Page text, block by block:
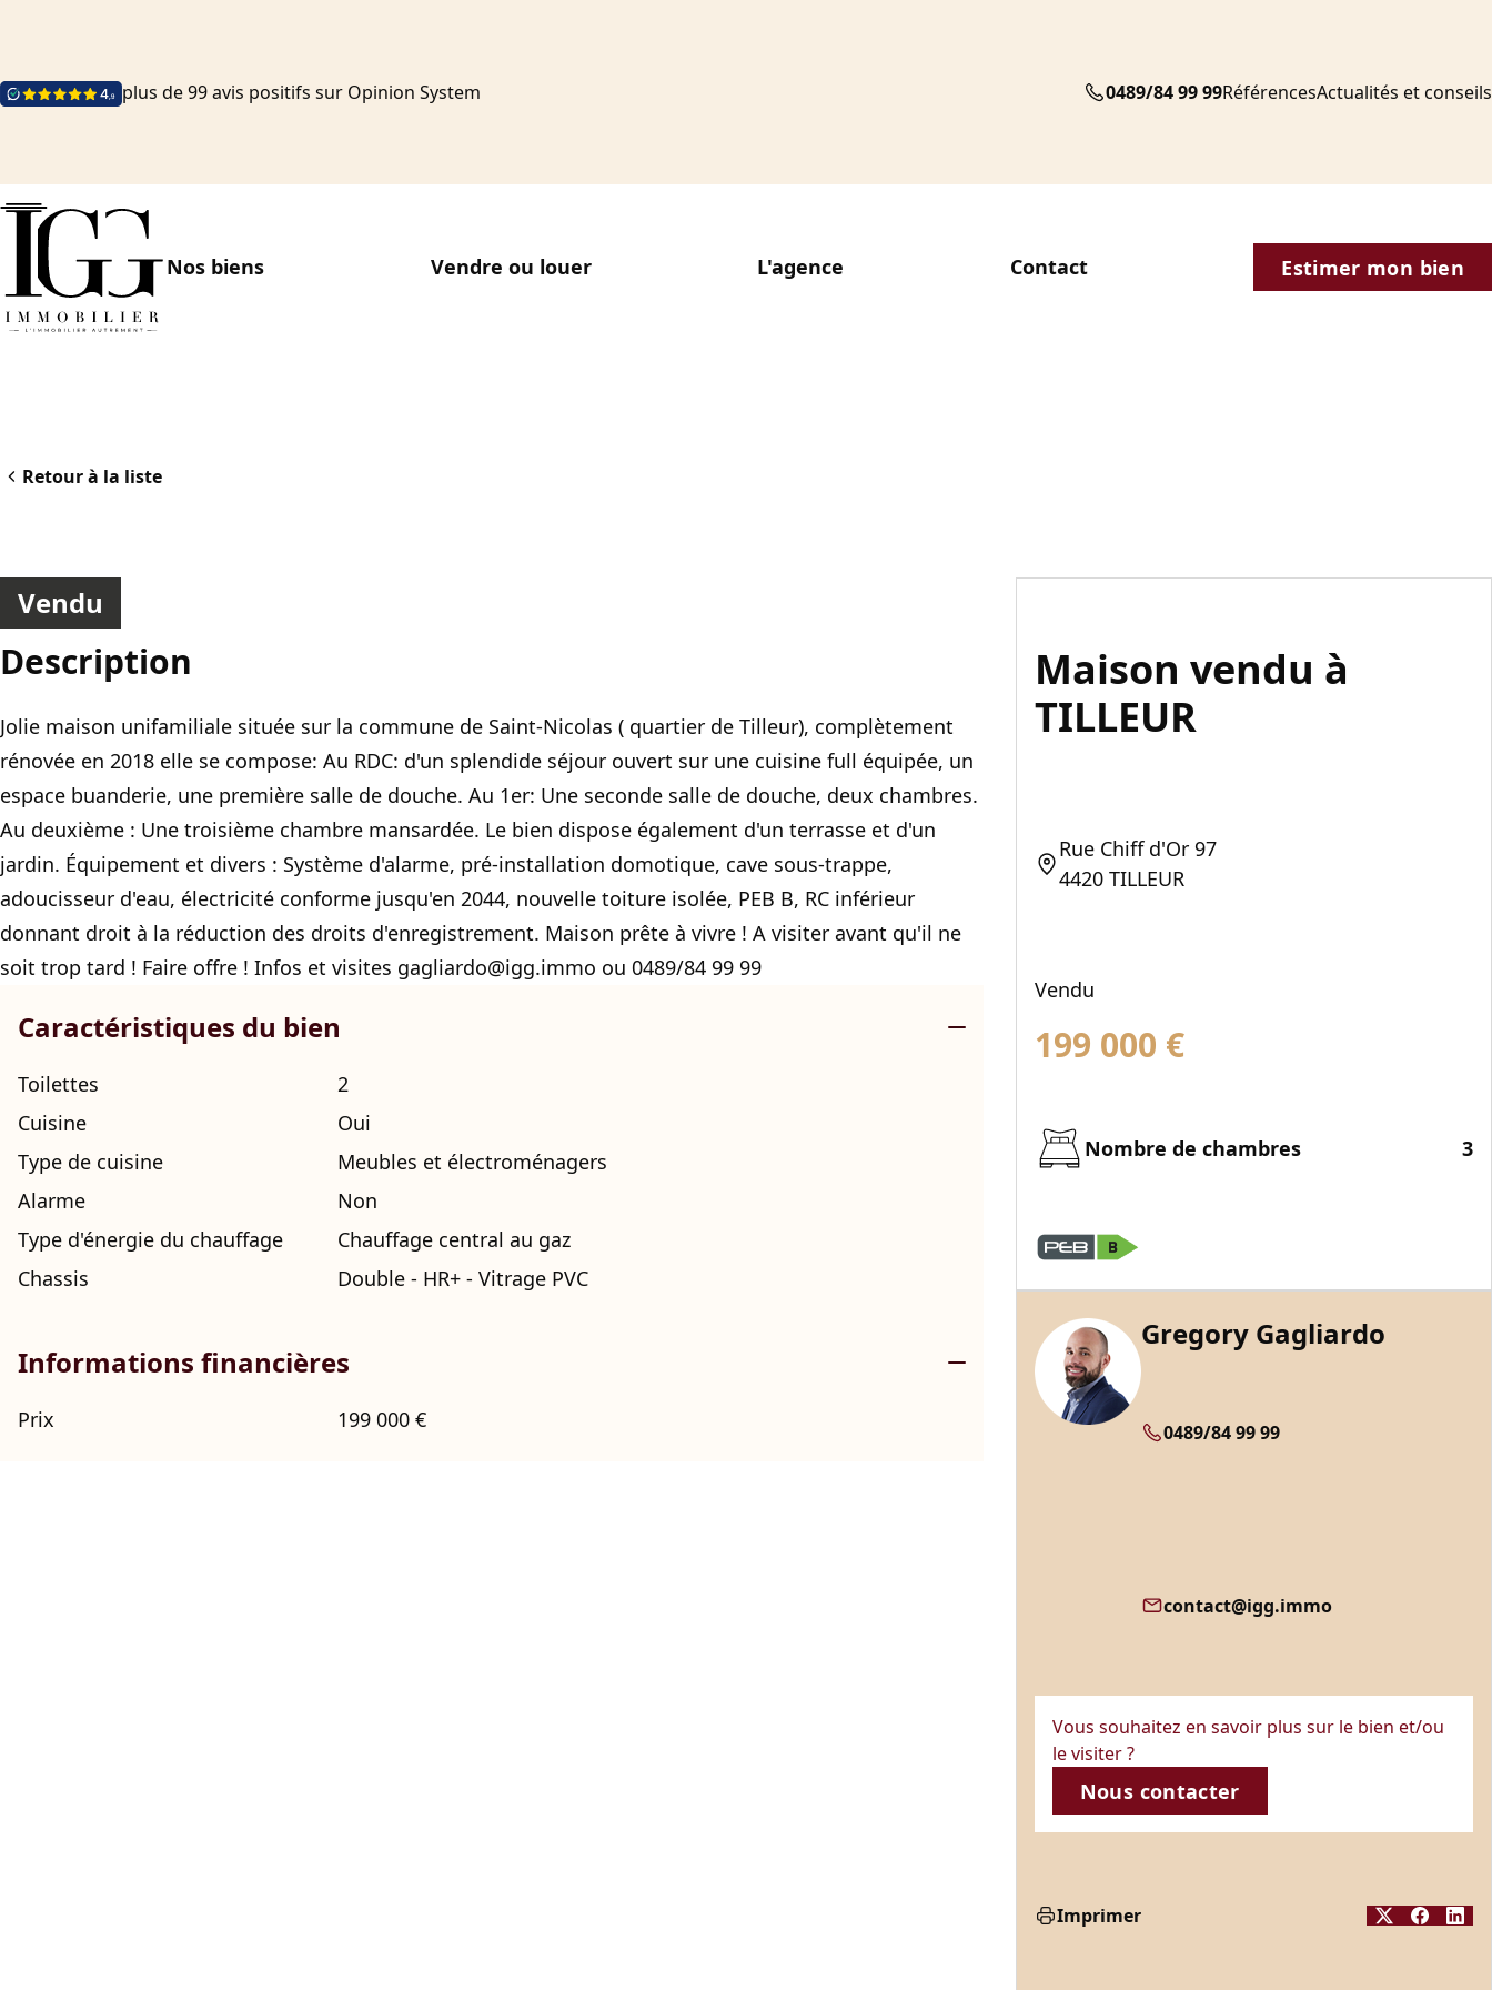
plus de 99 avis positifs sur Opinion System 0489/84 99 99RéférencesActualités et conseils
Nos biens Vendre ou louer L'agence Contact Estimer mon bien
Retour à la liste
Vendu
Description
Jolie maison unifamiliale située sur la commune de Saint-Nicolas ( quartier de Tilleur), complètement
rénovée en 2018 elle se compose: Au RDC: d'un splendide séjour ouvert sur une cuisine full équipée, un
espace buanderie, une première salle de douche. Au 1er: Une seconde salle de douche, deux chambres.
Au deuxième : Une troisième chambre mansardée. Le bien dispose également d'un terrasse et d'un
jardin. Équipement et divers : Système d'alarme, pré-installation domotique, cave sous-trappe,
adoucisseur d'eau, électricité conforme jusqu'en 2044, nouvelle toiture isolée, PEB B, RC inférieur
donnant droit à la réduction des droits d'enregistrement. Maison prête à vivre ! A visiter avant qu'il ne
soit trop tard ! Faire offre ! Infos et visites gagliardo@igg.immo ou 0489/84 99 99
Caractéristiques du bien
Toilettes
2
Cuisine
Oui
Type de cuisine
Meubles et électroménagers
Alarme
Non
Type d'énergie du chauffage
Chauffage central au gaz
Chassis
Double - HR+ - Vitrage PVC
Informations financières
Prix 199 000 €
Maison vendu à
TILLEUR
Rue Chiff d'Or 97
4420 TILLEUR
Vendu
199 000 €
Nombre de chambres 3
Gregory Gagliardo
0489/84 99 99
contact@igg.immo
Vous souhaitez en savoir plus sur le bien et/ou
le visiter ?
Nous contacter
Imprimer